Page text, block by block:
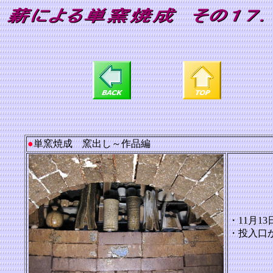
●単窯焼成 窯出し～作品編
・11月
・投入口